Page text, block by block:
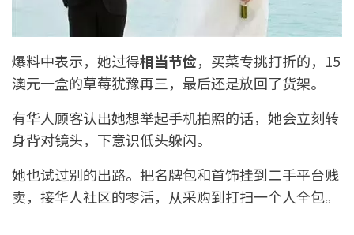
爆料中表示，她过得相当节俭，买菜专挑打折的，15
澳元一盒的草莓犹豫再三，最后还是放回了货架。
有华人顾客认出她想举起手机拍照的话，她会立刻转
身背对镜头，下意识低头躲闪。
她也试过别的出路。把名牌包和首饰挂到二手平台贱
卖，接华人社区的零活，从采购到打扫一个人全包。